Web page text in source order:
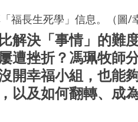
福長生死學」信息。（圖/
解決「事情」的難
遭挫折？馮珮牧師
開幸福小組，也能
以及如何翻轉、成